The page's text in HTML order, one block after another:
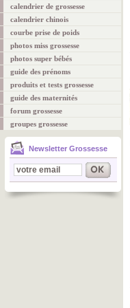
calendrier de grossesse
calendrier chinois
courbe prise de poids
photos miss grossesse
photos super bébés
guide des prénoms
produits et tests grossesse
guide des maternités
forum grossesse
groupes grossesse
Newsletter Grossesse